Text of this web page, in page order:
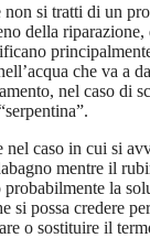
non si tratti di un
della
che va a
nel caso di
nel caso in cui si
mentre il
la
si possa credere
o sostituire il